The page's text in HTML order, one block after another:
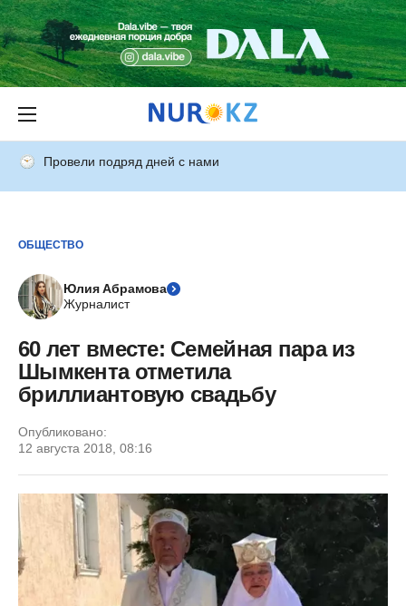
Провели подряд дней с нами
ОБЩЕСТВО
Юлия Абрамова
Журналист
60 лет вместе: Семейная пара из
Шымкента отметила
бриллиантовую свадьбу
Опубликовано:
12 августа 2018, 08:16